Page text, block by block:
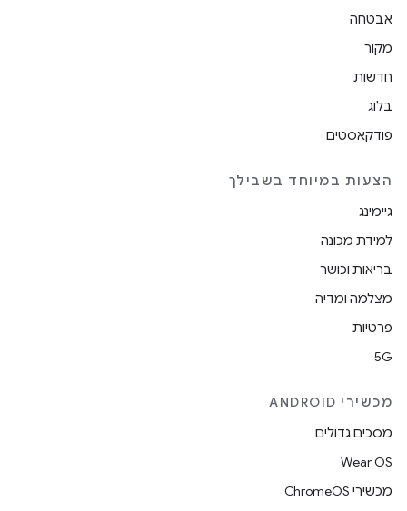
אבטחה
מקור
חדשות
בלוג
פודקאסטים
הצעות במיוחד בשבילך
גיימינג
למידת מכונה
בריאות וכושר
מצלמה ומדיה
פרטיות
5G
מכשירי ANDROID
מסכים גדולים
Wear OS
מכשירי ChromeOS